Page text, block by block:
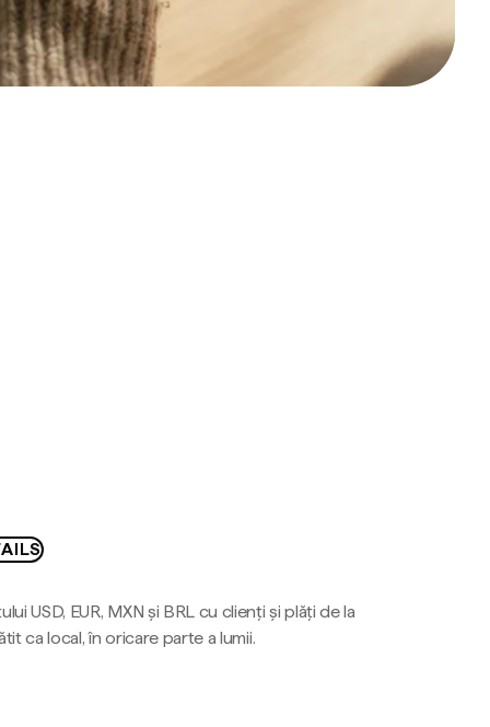
USD, EUR, MXN și BRL cu clienți și plăți de la
ca local, în oricare parte a lumii.